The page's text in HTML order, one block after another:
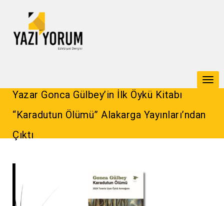
Yazar Gonca Gülbey’in İlk Öykü Kitabı
“Karadutun Ölümü” Alakarga Yayınları’ndan
Çıktı